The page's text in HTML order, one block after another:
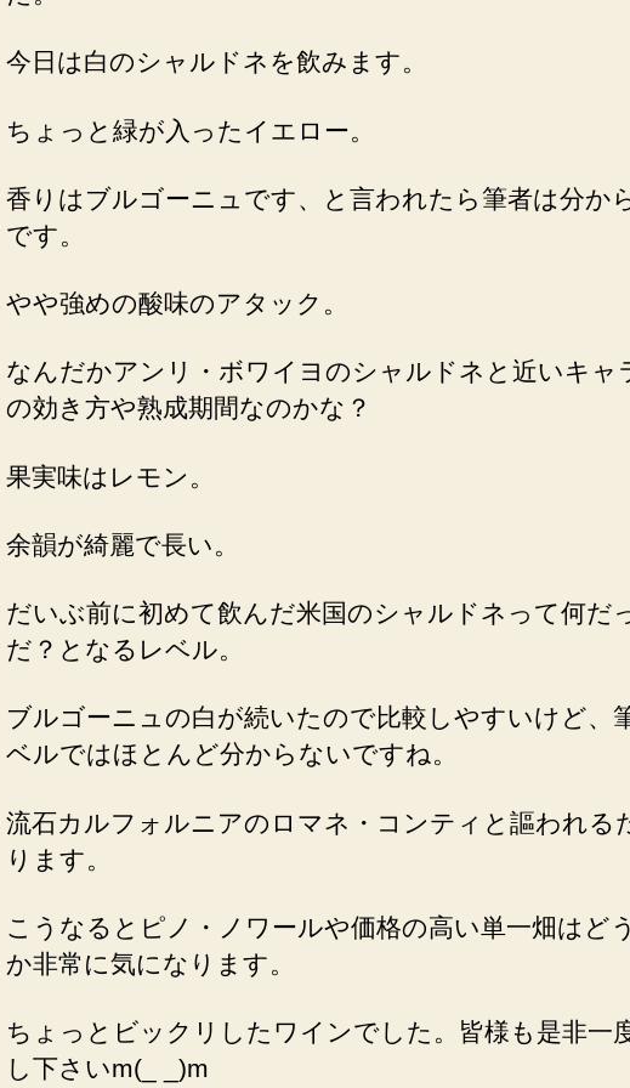
今日は白のシャルドネを飲みます。
ちょっと緑が入ったイエロー。
香りはブルゴーニュです、と言われたら筆者は分か
です。
やや強めの酸味のアタック。
なんだかアンリ・ボワイヨのシャルドネと近いキャ
の効き方や熟成期間なのかな？
果実味はレモン。
余韻が綺麗で長い。
だいぶ前に初めて飲んだ米国のシャルドネって何だ
だ？となるレベル。
ブルゴーニュの白が続いたので比較しやすいけど、
ベルではほとんど分からないですね。
流石カルフォルニアのロマネ・コンティと謳われる
ります。
こうなるとピノ・ノワールや価格の高い単一畑はど
か非常に気になります。
ちょっとビックリしたワインでした。皆様も是非一
し下さいm(_ _)m